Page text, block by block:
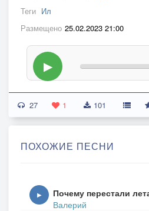
Теги Ил
Размещено 25.02.2023 21:00
▶
27 1 101
ПОХОЖИЕ ПЕСНИ
▶ Почему перестали
Валерий